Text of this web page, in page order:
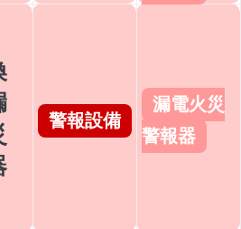
警報設備
漏電火災
警報器